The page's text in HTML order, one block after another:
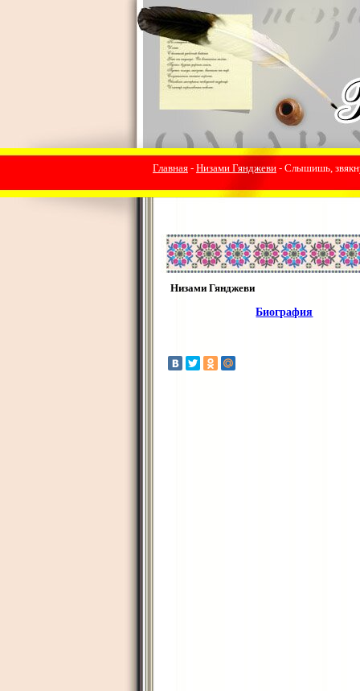
Главная - Низами Гянджеви - Слышишь,
Низами Гянджеви
Биография